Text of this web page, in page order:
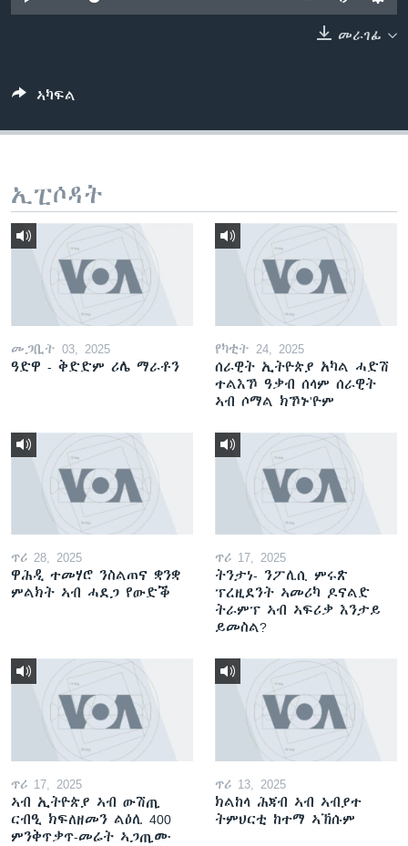
ቂሔ ጽልሚ
መራገፊ
ኣካፍል
ኢፒሶዳት
መጋቢት 03, 2025
ዓድዋ - ቅድድም ሪሌ ማራቶን
የካቲት 24, 2025
ሰራዊት ኢትዮጵያ አካል ሓድሽ
ተልእኾ ዓቃብ ሰላም ሰራዊት
ኣብ ሶማል ክኾኑ'ዮም
ጥሪ 28, 2025
ዋሕዲ ተመሃሮ ንስልጠና ቋንቋ
ምልክት ኣብ ሓደጋ የውድቕ
ጥሪ 17, 2025
ትንታነ- ንፖሊሲ ምሩጽ
ፕረዚደንት ኣመሪካ ዶናልድ
ትራምፕ ኣብ ኣፍሪቃ እንታይ
ይመስል?
ጥሪ 17, 2025
ኣብ ኢትዮጵያ ኣብ ውሽጢ
ርብዒ ክፍለዘመን ልዕሊ 400
ምንቅጥቃጥ-መሬት ኣጋጢሙ
ጥሪ 13, 2025
ክልከላ ሕጃብ ኣብ ኣብያተ
ትምህርቲ ከተማ ኣኽሱም